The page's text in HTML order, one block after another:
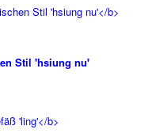
Stil 'hsiung nu'